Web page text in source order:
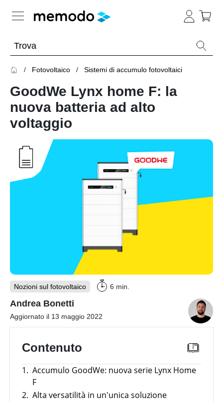
Archivio
fotovoltaico
Panoramica
Webinar
sul
Fotovoltaico
Panoramica
Argomento
Impianti
fotovoltaici
fotovoltaici
Sistemi
montaggio
utili
Panoramica
Batterie
compatibili
Altro
Incentivi
E-mobility
Fotovoltaico Sistemi di accumulo fotovoltaici
GoodWe Lynx home F: la
nuova batteria ad alto
voltaggio
Nozioni sul fotovoltaico
Aggiornato il 13 maggio 2022
6 min.
Andrea Bonetti
Contenuto
1. Accumulo GoodWe: nuova serie Lynx Home
F
2. Alta versatilità in un'unica soluzione